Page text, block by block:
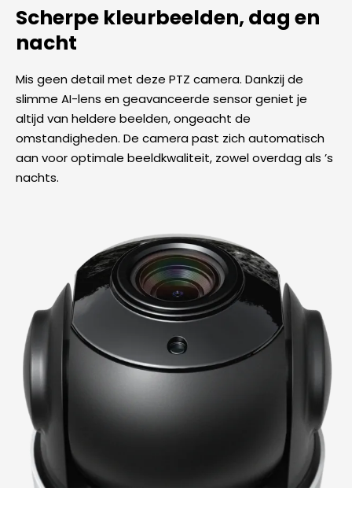
Scherpe kleurbeelden, dag en
nacht
Mis geen detail met deze PTZ camera. Dankzij de
slimme AI-lens en geavanceerde sensor geniet je
altijd van heldere beelden, ongeacht de
omstandigheden. De camera past zich automatisch
aan voor optimale beeldkwaliteit, zowel overdag als ’s
nachts.